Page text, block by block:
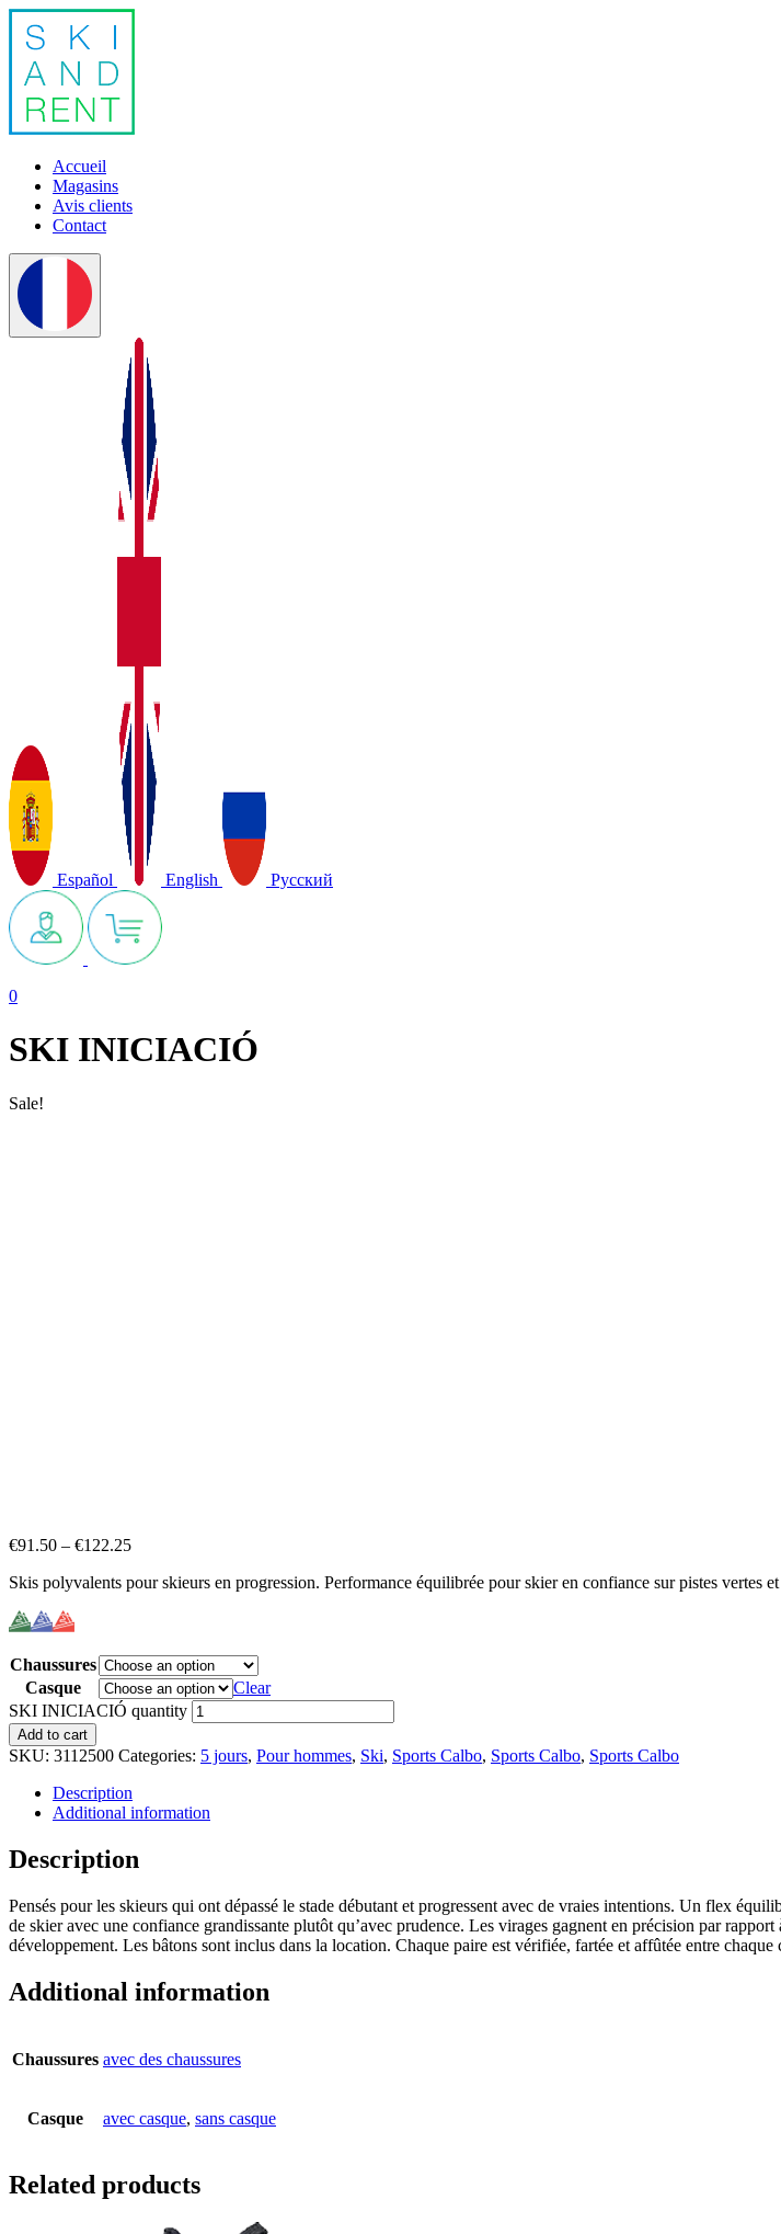
Accueil
Magasins
Avis clients
Contact
Español English Русский
0
SKI INICIACIÓ
Sale!
€91.50 – €122.25
Skis polyvalents pour skieurs en progression. Performance équilibrée pour skier en confiance sur pistes vertes
Chaussures
Casque
Clear
SKI INICIACIÓ quantity
Add to cart
SKU: 3112500 Categories: 5 jours, Pour hommes, Ski, Sports Calbo, Sports Calbo, Sports Calbo
Description
Additional information
Description
Pensés pour les skieurs qui ont dépassé le stade débutant et progressent avec de vraies intentions. Un flex
de skier avec une confiance grandissante plutôt qu’avec prudence. Les virages gagnent en précision par
développement. Les bâtons sont inclus dans la location. Chaque paire est vérifiée, fartée et affûtée entre
Additional information
Chaussures avec des chaussures
Casque avec casque, sans casque
Related products